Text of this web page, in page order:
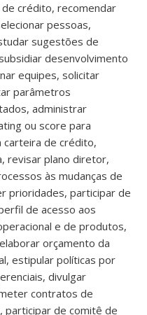
crédito, recomendar
pessoas,
sugestões de
desenvolvimento
equipes, solicitar
parâmetros
administrar
ou score para
carteira de crédito,
revisar plano diretor,
às mudanças de
prioridades, participar de
de acesso aos
e de produtos,
orçamento da
estipular políticas por
divulgar
contratos de
participar de comitê de